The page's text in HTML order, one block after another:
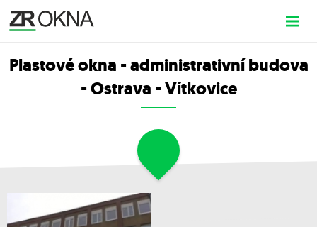
Plastové okna - administrativní budova
- Ostrava - Vítkovice